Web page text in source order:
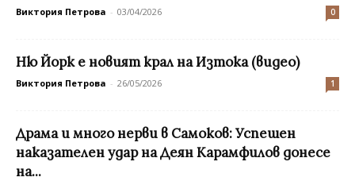
Виктория Петрова - 03/04/2026 0
Ню Йорк е новият крал на Изтока (видео)
Виктория Петрова - 26/05/2026 1
Драма и много нерви в Самоков: Успешен
наказателен удар на Деян Карамфилов донесе
на...